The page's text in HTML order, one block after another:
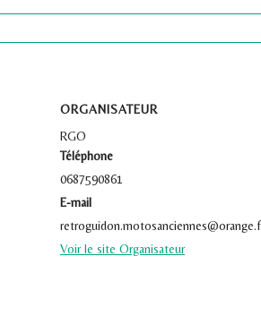
ORGANISATEUR
RGO
Téléphone
0687590861
E-mail
Voir le site Organisateur